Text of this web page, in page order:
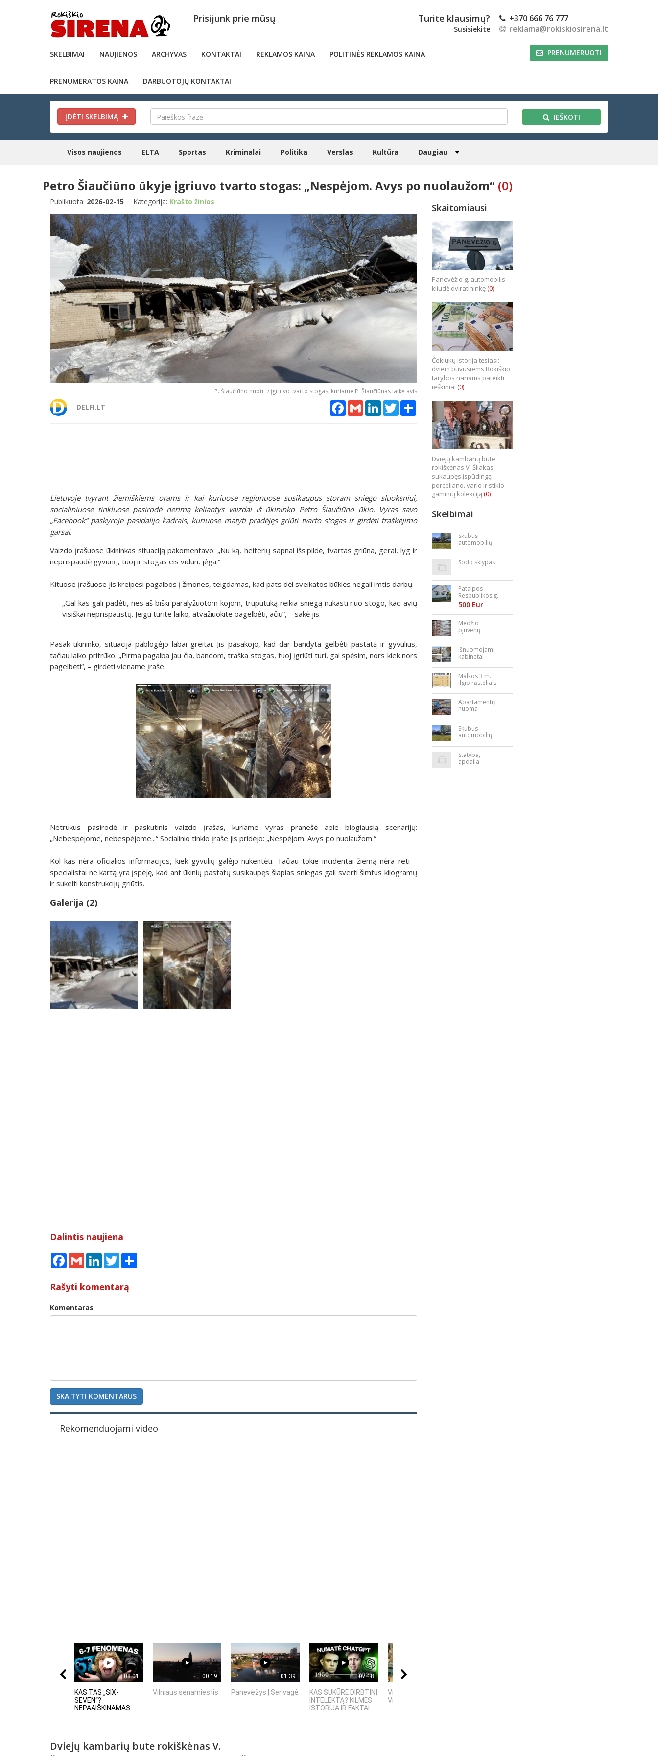
Prisijunk prie mūsų Turite klausimų?
Susisiekite
+370 666 76 777
reklama@rokiskiosirena.lt
SKELBIMAI NAUJIENOS ARCHYVAS KONTAKTAI REKLAMOS KAINA POLITINĖS REKLAMOS KAINA
PRENUMERATOS KAINA DARBUOTOJŲ KONTAKTAI
PRENUMERUOTI
ĮDĖTI SKELBIMĄ IEŠKOTI
Visos naujienos ELTA Sportas Kriminalai Politika Verslas Kultūra Daugiau
Petro Šiaučiūno ūkyje įgriuvo tvarto stogas: „Nespėjom. Avys po nuolaužom“ (0)
Publikuota: 2026-02-15 Kategorija: Krašto žinios
P. Šiaučiūno nuotr. / Įgriuvo tvarto stogas, kuriame P. Šiaučiūnas laikė avis
DELFI.LT Facebook
GmailLinkedInTwitterShare
Lietuvoje tvyrant žiemiškiems orams ir kai kuriuose regionuose susikaupus storam sniego sluoksniui,
socialiniuose tinkluose pasirodė nerimą keliantys vaizdai iš ūkininko Petro Šiaučiūno ūkio. Vyras savo
„Facebook“ paskyroje pasidalijo kadrais, kuriuose matyti pradėjęs griūti tvarto stogas ir girdėti traškėjimo
garsai.
Vaizdo įrašuose ūkininkas situaciją pakomentavo: „Nu ką, heiterių sapnai išsipildė, tvartas griūna, gerai, lyg ir
neprispaudė gyvūnų, tuoj ir stogas eis vidun, jėga.“
Kituose įrašuose jis kreipėsi pagalbos į žmones, teigdamas, kad pats dėl sveikatos būklės negali imtis darbų.
„Gal kas gali padėti, nes aš biški paralyžuotom kojom, truputuką reikia sniegą nukasti nuo stogo, kad avių
visiškai neprispaustų. Jeigu turite laiko, atvažiuokite pagelbėti, ačiū“, – sakė jis.
Pasak ūkininko, situacija pablogėjo labai greitai. Jis pasakojo, kad dar bandyta gelbėti pastatą ir gyvulius,
tačiau laiko pritrūko. „Pirma pagalba jau čia, bandom, traška stogas, tuoj įgriūti turi, gal spėsim, nors kiek nors
pagelbėti“, – girdėti viename įraše.
Netrukus pasirodė ir paskutinis vaizdo įrašas, kuriame vyras pranešė apie blogiausią scenarijų:
„Nebespėjome, nebespėjome...“ Socialinio tinklo įraše jis pridėjo: „Nespėjom. Avys po nuolaužom.“
Kol kas nėra oficialios informacijos, kiek gyvulių galėjo nukentėti. Tačiau tokie incidentai žiemą nėra reti –
specialistai ne kartą yra įspėję, kad ant ūkinių pastatų susikaupęs šlapias sniegas gali sverti šimtus kilogramų
ir sukelti konstrukcijų griūtis.
Galerija (2)
Dalintis naujiena
Facebook
Gmail LinkedInTwitter
Rašyti komentarą
Komentaras
SKAITYTI KOMENTARUS
Rekomenduojami video
08:01
KAS TAS „SIX-
SEVEN“?
NEPAAIŠKINAMAS...
00:19
Vilniaus senamiestis
01:39
Panevėžys | Senvagė
07:18
KAS SUKŪRĖ DIRBTINĮ
INTELEKTĄ? KILMĖS
ISTORIJA IR FAKTAI
Vilniaus senamiestis |
Vilniaus stogai
Dviejų kambarių bute rokiškėnas V.
Skaitomiausi
Panevėžio g. automobilis
kliudė dviratininkę(0)
Čekiukų istorija tęsiasi:
dviem buvusiems Rokiškio
tarybos nariams pateikti
ieškiniai (0)
Dviejų kambarių bute
rokiškėnas V. Šliakas
sukaupęs įspūdingą
porceliano, vario ir stiklo
gaminių kolekciją (0)
Skelbimai
Skubus
automobilių
Sodo sklypas
Patalpos
Respublikos g.
23
500 Eur
Medžio
pjuvenų
briketai
Išnuomojami
kabinetai
bės aikštėje
Malkos 3 m.
ilgio rąsteliais
Apartamentų
nuoma
Skubus
automobilių
Statyba,
apdaila